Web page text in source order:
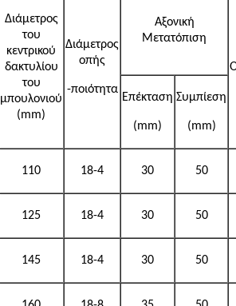
Διάμετρος
του
κεντρικού
δακτυλίου
του
μπουλονιού
(mm)
Διάμετρος
οπής
-ποιότητα
Αξονική
Μετατόπιση
Επέκταση
(mm)
Συμπίεση
(mm)
110 18-4 30 50
125 18-4 30 50
145 18-4 30 50